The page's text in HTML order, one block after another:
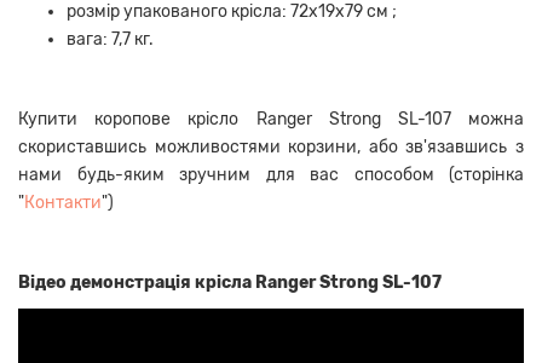
розмір упакованого крісла: 72х19х79 см ;
вага: 7,7 кг.
Купити коропове крісло Ranger Strong SL-107 можна
скориставшись можливостями корзини, або зв'язавшись з
нами будь-яким зручним для вас способом (сторінка
"Контакти")
Відео демонстрація крісла Ranger Strong SL-107